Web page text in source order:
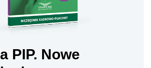
PIP. Nowe